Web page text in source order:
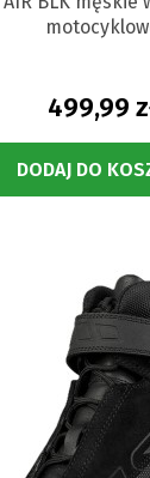
499,99
DODAJ DO